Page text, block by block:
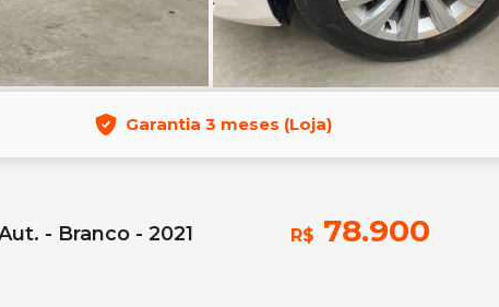
Garantia 3 meses (Loja)
- Branco - 2021 R$ 78.900